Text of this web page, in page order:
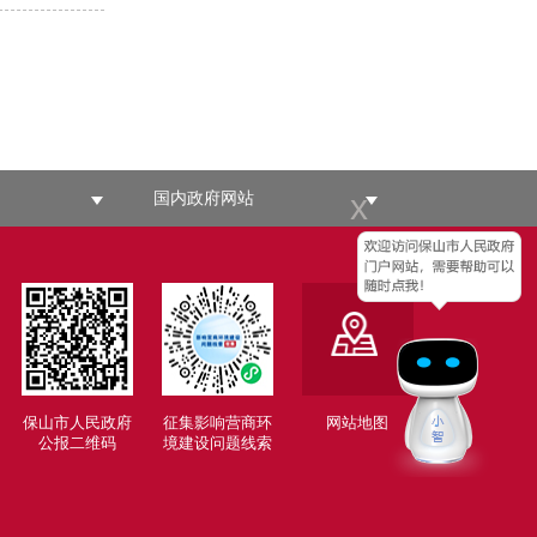
x
国内政府网站
保山市人民政府
公报二维码
征集影响营商环
境建设问题线索
网站地图